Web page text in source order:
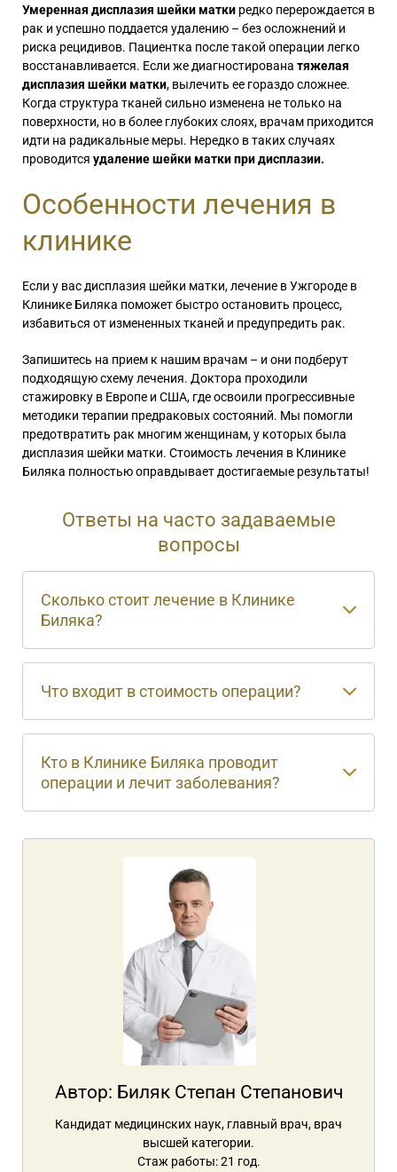
Умеренная дисплазия шейки матки редко перерождается в
рак и успешно поддается удалению – без осложнений и
риска рецидивов. Пациентка после такой операции легко
восстанавливается. Если же диагностирована тяжелая
дисплазия шейки матки, вылечить ее гораздо сложнее.
Когда структура тканей сильно изменена не только на
поверхности, но в более глубоких слоях, врачам приходится
идти на радикальные меры. Нередко в таких случаях
проводится удаление шейки матки при дисплазии.
Особенности лечения в
клинике
Если у вас дисплазия шейки матки, лечение в Ужгороде в
Клинике Биляка поможет быстро остановить процесс,
избавиться от измененных тканей и предупредить рак.
Запишитесь на прием к нашим врачам – и они подберут
подходящую схему лечения. Доктора проходили
стажировку в Европе и США, где освоили прогрессивные
методики терапии предраковых состояний. Мы помогли
предотвратить рак многим женщинам, у которых была
дисплазия шейки матки. Стоимость лечения в Клинике
Биляка полностью оправдывает достигаемые результаты!
Ответы на часто задаваемые
вопросы
Сколько стоит лечение в Клинике
Биляка?
Что входит в стоимость операции?
Кто в Клинике Биляка проводит
операции и лечит заболевания?
Автор: Биляк Степан Степанович
Кандидат медицинских наук, главный врач, врач
высшей категории.
Стаж работы: 21 год.